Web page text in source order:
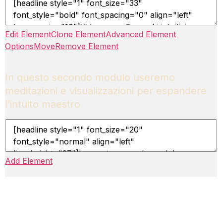
Edit ElementClone ElementAdvanced Element
OptionsMoveRemove Element
In questo secondo modulo useremo
meditazioni e visualizzazioni per espandere
l’intuito maestro
Add Element